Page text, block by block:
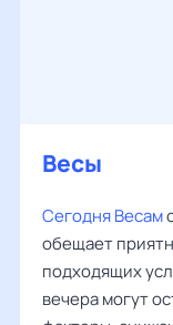
Весы
Сегодня Весам
обещает
подходящих
вечера могут